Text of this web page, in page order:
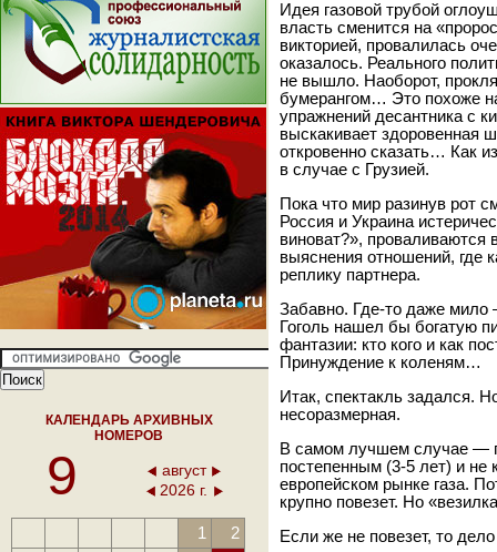
КАЛЕНДАРЬ АРХИВНЫХ
НОМЕРОВ
9
август
2026 г.
1
2
Идея газовой трубой
власть сменится на
викторией, провалилась
оказалось. Реального
не вышло. Наоборот,
бумерангом… Это похоже
упражнений десантника с
выскакивает здоровенная
откровенно сказать… Как
в случае с Грузией.
Пока что мир разинув рот
Россия и Украина
виноват?», проваливаются
выяснения отношений, где
реплику партнера.
Забавно. Где-то даже мило
Гоголь нашел бы богатую
фантазии: кто кого и как
Принуждение к коленям…
Итак, спектакль задался.
несоразмерная.
В самом лучшем случае —
постепенным (3-5 лет) и не
европейском рынке газа.
крупно повезет. Но
Если же не повезет, то